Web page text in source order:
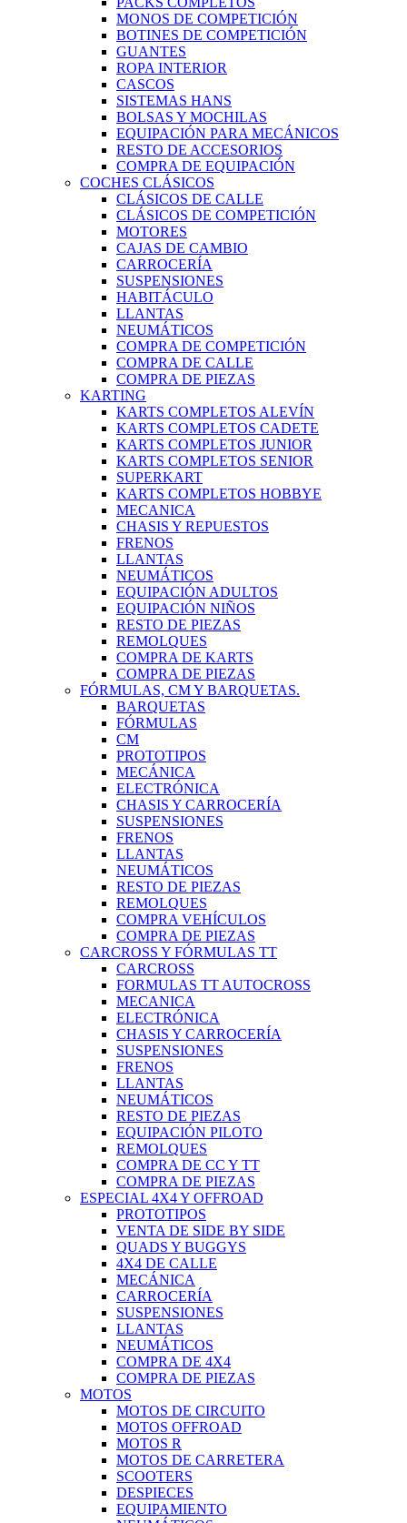
MONOS DE COMPETICIÓN
BOTINES DE COMPETICIÓN
GUANTES
ROPA INTERIOR
CASCOS
SISTEMAS HANS
BOLSAS Y MOCHILAS
EQUIPACIÓN PARA MECÁNICOS
RESTO DE ACCESORIOS
COMPRA DE EQUIPACIÓN
COCHES CLÁSICOS
CLÁSICOS DE CALLE
CLÁSICOS DE COMPETICIÓN
MOTORES
CAJAS DE CAMBIO
CARROCERÍA
SUSPENSIONES
HABITÁCULO
LLANTAS
NEUMÁTICOS
COMPRA DE COMPETICIÓN
COMPRA DE CALLE
COMPRA DE PIEZAS
KARTING
KARTS COMPLETOS ALEVÍN
KARTS COMPLETOS CADETE
KARTS COMPLETOS JUNIOR
KARTS COMPLETOS SENIOR
SUPERKART
KARTS COMPLETOS HOBBYE
MECANICA
CHASIS Y REPUESTOS
FRENOS
LLANTAS
NEUMÁTICOS
EQUIPACIÓN ADULTOS
EQUIPACIÓN NIÑOS
RESTO DE PIEZAS
REMOLQUES
COMPRA DE KARTS
COMPRA DE PIEZAS
FÓRMULAS, CM Y BARQUETAS.
BARQUETAS
FÓRMULAS
CM
PROTOTIPOS
MECÁNICA
ELECTRÓNICA
CHASIS Y CARROCERÍA
SUSPENSIONES
FRENOS
LLANTAS
NEUMÁTICOS
RESTO DE PIEZAS
REMOLQUES
COMPRA VEHÍCULOS
COMPRA DE PIEZAS
CARCROSS Y FÓRMULAS TT
CARCROSS
FORMULAS TT AUTOCROSS
MECANICA
ELECTRÓNICA
CHASIS Y CARROCERÍA
SUSPENSIONES
FRENOS
LLANTAS
NEUMÁTICOS
RESTO DE PIEZAS
EQUIPACIÓN PILOTO
REMOLQUES
COMPRA DE CC Y TT
COMPRA DE PIEZAS
ESPECIAL 4X4 Y OFFROAD
PROTOTIPOS
VENTA DE SIDE BY SIDE
QUADS Y BUGGYS
4X4 DE CALLE
MECÁNICA
CARROCERÍA
SUSPENSIONES
LLANTAS
NEUMÁTICOS
COMPRA DE 4X4
COMPRA DE PIEZAS
MOTOS
MOTOS DE CIRCUITO
MOTOS OFFROAD
MOTOS R
MOTOS DE CARRETERA
SCOOTERS
DESPIECES
EQUIPAMIENTO